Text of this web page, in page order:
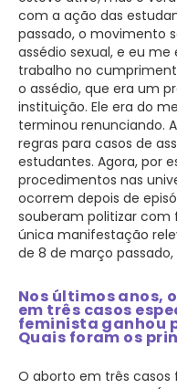
com a ação das
passado, o movimento
assédio sexual, e eu
trabalho no
o assédio, que era um
instituição. Ele era do
terminou renunciando.
regras para casos de
estudantes. Agora, por
procedimentos nas
ocorrem depois de
souberam politizar com
única manifestação
de 8 de março
Nos últimos anos,
em três casos
feminista ganhou
Quais foram os
O aborto em três casos